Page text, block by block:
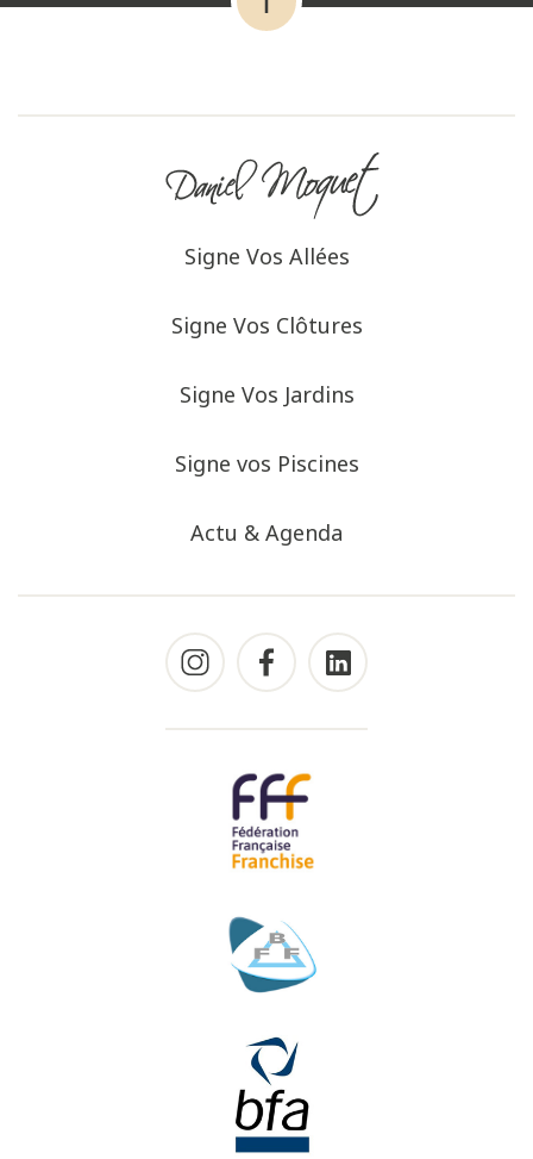
Signe Vos Allées
Signe Vos Clôtures
Signe Vos Jardins
Signe vos Piscines
Actu & Agenda